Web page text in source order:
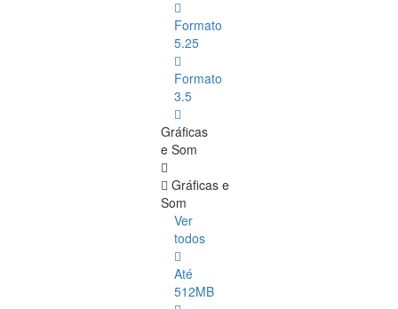
Formato
5.25
Formato
3.5
Gráficas
e Som
Gráficas e
Som
Ver
todos
Até
512MB